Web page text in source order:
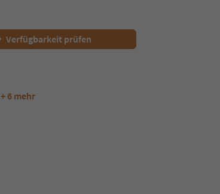
Verfügbarkeit prüfen
+ 6 mehr